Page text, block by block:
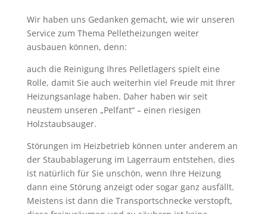
Wir haben uns Gedanken gemacht, wie wir unseren
Service zum Thema Pelletheizungen weiter
ausbauen können, denn:
auch die Reinigung Ihres Pelletlagers spielt eine
Rolle, damit Sie auch weiterhin viel Freude mit Ihrer
Heizungsanlage haben. Daher haben wir seit
neustem unseren „Pelfant“ – einen riesigen
Holzstaubsauger.
Störungen im Heizbetrieb können unter anderem an
der Staubablagerung im Lagerraum entstehen, dies
ist natürlich für Sie unschön, wenn Ihre Heizung
dann eine Störung anzeigt oder sogar ganz ausfällt.
Meistens ist dann die Transportschnecke verstopft,